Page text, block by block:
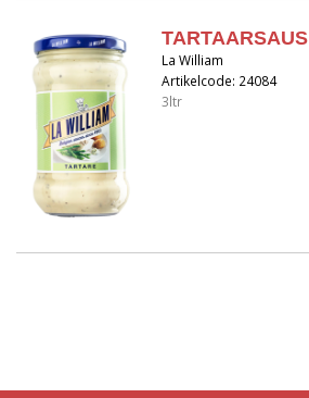
TARTAARSAUS
La William
Artikelcode: 24084
3ltr